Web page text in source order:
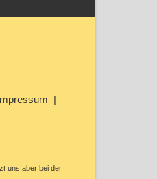
uns aber bei der